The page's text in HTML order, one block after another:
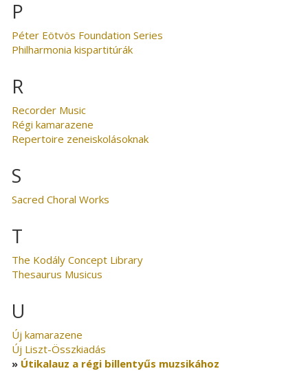
P
Péter Eötvös Foundation Series
Philharmonia kispartitúrák
R
Recorder Music
Régi kamarazene
Repertoire zeneiskolásoknak
S
Sacred Choral Works
T
The Kodály Concept Library
Thesaurus Musicus
U
Új kamarazene
Új Liszt-Összkiadás
Útikalauz a régi billentyűs muzsikához